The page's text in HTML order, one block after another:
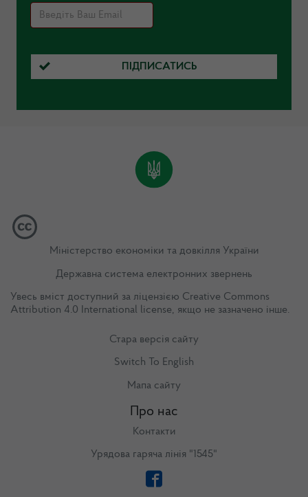
ПІДПИСАТИСЬ
Міністерство економіки та довкілля України
Державна система електронних звернень
Увесь вміст доступний за ліцензією Creative Commons
Attribution 4.0 International license, якщо не зазначено інше.
Стара версія сайту
Switch To English
Мапа сайту
Про нас
Контакти
Урядова гаряча лінія "1545"